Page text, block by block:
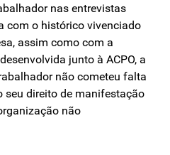
nas entrevistas
com o histórico vivenciado
assim como com a
junto à ACPO, a
não cometeu falta
seu direito de manifestação
não